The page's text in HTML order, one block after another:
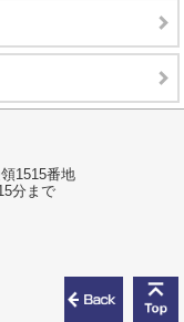
前の
1515番地
分まで